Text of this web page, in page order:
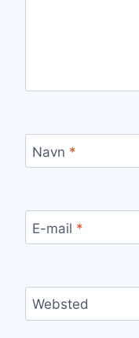
Navn *
E-mail *
Websted